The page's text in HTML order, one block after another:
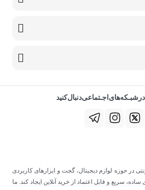
در حوزه لوازم دیجیتال، گجت و ابزارهای کاربردی
سریع و قابل اعتماد از خرید آنلاین ایجاد کند. ما